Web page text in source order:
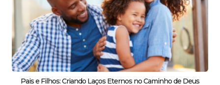
Pais e Filhos: Criando Laços Eternos no Caminho de Deus